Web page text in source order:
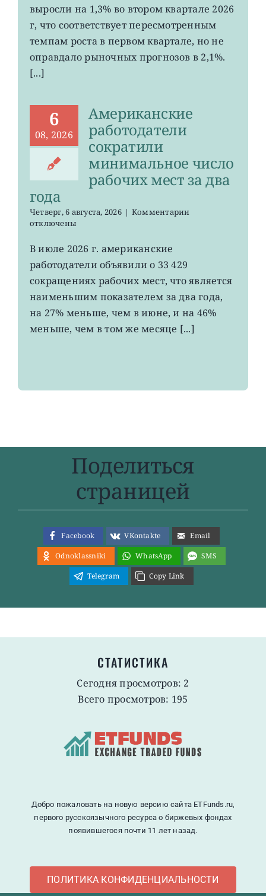
США
выросли
ожиданий
выросли на 1,3% во втором квартале 2026
г, что соответствует пересмотренным
темпам роста в первом квартале, но не
оправдало рыночных прогнозов в 2,1%.
[...]
6
08, 2026
Американские
работодатели
сократили
минимальное число
рабочих мест за два
года
Четверг, 6 августа, 2026 | Комментариик
число
мест
за
два
года
отключены
В июле 2026 г. американские
работодатели объявили о 33 429
сокращениях рабочих мест, что является
наименьшим показателем за два года,
на 27% меньше, чем в июне, и на 46%
меньше, чем в том же месяце [...]
Поделиться
страницей
Facebook VKontakte
Email
Odnoklassniki
WhatsApp
SMS
Telegram
Copy Link
СТАТИСТИКА
Сегодня просмотров: 2
Всего просмотров: 195
Добро пожаловать на новую версию сайта ETFunds.ru,
первого русскоязычного ресурса о биржевых фондах
появившегося почти 11 лет назад.
ПОЛИТИКА КОНФИДЕНЦИАЛЬНОСТИ